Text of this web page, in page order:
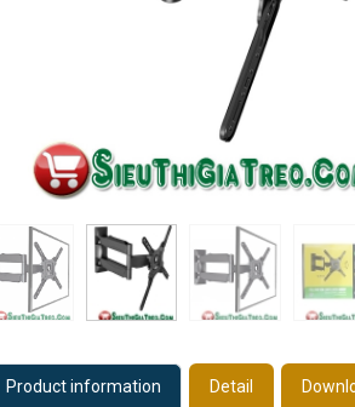
Product information Detail